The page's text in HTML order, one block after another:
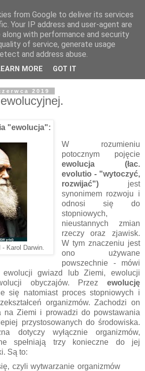
2019
"ewolucja":
- Karol Darwin.
W rozumieniu
potocznym pojęcie
ewolucja (łac.
evolutio - "wytoczyć,
rozwijać")jest
synonimem rozwoju i
odnosi się do
stopniowych,
nieustannych zmian
rzeczy oraz zjawisk.
W tym znaczeniu jest
ono używane
powszechnie - mówi
gwiazd lub Ziemi, ewolucji
obyczajów. Przez ewolucję
się natomiast proces stopniowych i
organizmów. Zachodzi on
na Ziemi i prowadzi do powstawania
przystosowanych do środowiska.
dotyczy wyłącznie organizmów,
spełniają trzy konieczne do jej
Są to:
czyli wytwarzanie organizmów
from Google to deliver its services
Your IP address and user-agent are
along with performance and security
of service, generate usage
and address abuse.
MORE GOT IT